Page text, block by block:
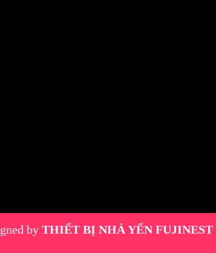
by THIẾT BỊ NHÀ YẾN FUJINEST